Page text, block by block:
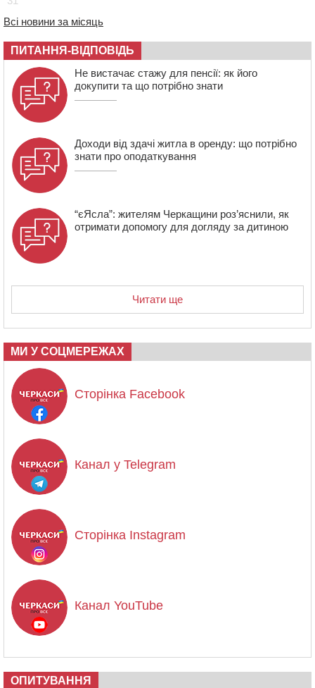
ОВА виділити кошти на дороговартісні ліки
17:15 На Уманщині судитимуть колишню очільницю відділу
освіти через закупівлю електрики за завищеною
ціною
16:40 У Черкасах провели в останню путь двох
загиблих воїнів
Всі новини за місяць
ПИТАННЯ-ВІДПОВІДЬ
Не вистачає стажу для пенсії: як його
докупити та що потрібно знати
Доходи від здачі житла в оренду: що потрібно
знати про оподаткування
“єЯсла”: жителям Черкащини роз’яснили, як
отримати допомогу для догляду за дитиною
Читати ще
МИ У СОЦМЕРЕЖАХ
Сторінка Facebook
Канал у Telegram
Сторінка Instagram
Канал YouTube
ОПИТУВАННЯ